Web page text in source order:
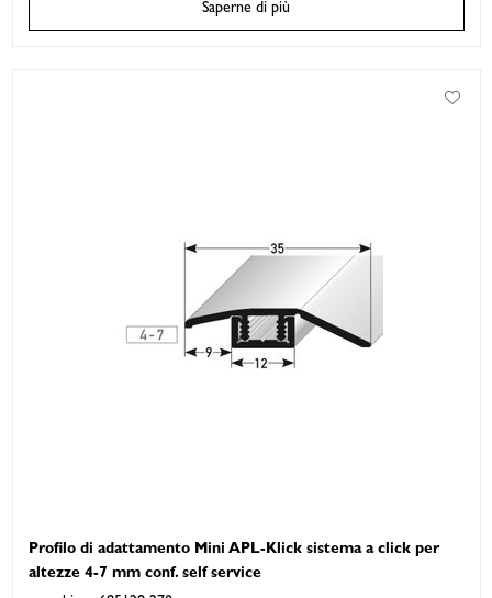
Saperne di più
Profilo di adattamento Mini APL-Klick sistema a click per
altezze 4-7 mm conf. self service